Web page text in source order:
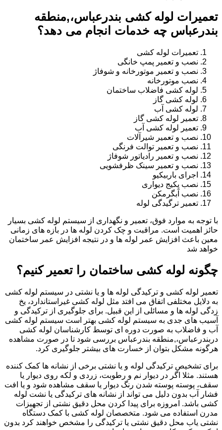
تعمیرات لوله کشی بندرعباس،,منطقه
بندرعباس چه خدمات انجام می دهد؟
تعمیرات لوله کشی
نصب و تعمیر پمپ خانگی
نصب و تعمیر موتورخانه و شوفاژ
نصب موتورخانه
لوله کشی فاضلاب ساختمان
لوله کشی گاز
لوله کشی آب
تعمیر لوله کشی گاز
تعمیر لوله کشی آب
نصب و تعمیر شیرآلات
نصب و تعمیر توالت فرنگی
نصب و تعمیر رادیاتور شوفاژ
نصب و تعمیر سینک ظرفشویی
اجرای باربیکیو
نصب پکیج دیواری
نصب آبگرمکن
تعمیر ترگیدگی لوله
با توجه به موارد فوق، تعمیر و نگهداری از سیستم لوله کشی بسیار
حائز اهمیت است. مراقبت و چک کردن لوله ها در بازه های زمانی
معین باعث افزایش عمر لوله ها و در نتیجه افزایش عمر ساختمان
خواهد شد
چگونه لوله کشی ساختمان را تعمیر کنیم؟
تعمیر لوله کشی و ترکیدگی لوله ها و یا نشتی در سیستم لوله کشی
به دلایل مختلفی اتفاق می افتد مثل لوله کشی غیراستاندارد، یخ
زدگی لوله ها و مسائلی از این قبیل. برای جلوگیری از ترکیدگی و
آسیب های جدی به سیستم لوله کشی بهتر است سیستم لوله کشی
آب و فاضلاب به صورت دوره ای توسط کارشناسان لوله کشی
دربندرعباس،,منطقه بندرعباس بررسی شود تا در صورت مشاهده
هرگونه مشکل بتوان از خسارت های بیشتر جلوگیری کرد.
برای تشخیص ترکیدگی لوله و یا نشتی برخی از نشانه ها کمک کننده
هستند. مثلا اگر در دیوار نم و رطوبت، زردی و لکه روی دیوار یا
سقف، پوسته پوسته شدن رنگ دیوار یا سقف مشاهده شود و یا افت
فشار آب بدون دلیل می تواند از نشانه های ترکیدگی یا نشت لوله
کشی باشد. امروزه برای پیدا کردن محل دقیق نشتی از تجهیزات
مدرن استفاده می شود. متخصصان لوله کشی با کمک دستگاه
نشتی یاب محل دقیق نشتی یا ترکیدگی را مشخص خواهند کرد بدون